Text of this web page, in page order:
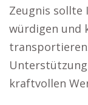
Zeugnis sollte
würdigen und
kraftvollen